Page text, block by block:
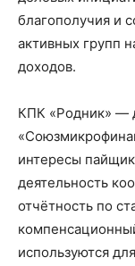
благополучия и
активных групп
доходов.
КПК «Родник» —
интересы
деятельность
отчётность по
используются